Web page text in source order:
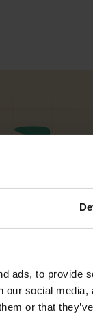
ads, to provide
our social
or that